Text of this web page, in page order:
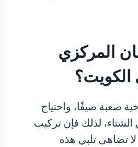
المركزي
الكويت؟
صعبة صيفًا، واحتياج
لذلك فإن تركيب
تضاهى تلبي هذه